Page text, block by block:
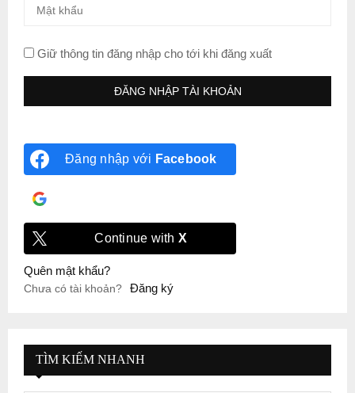
Giữ thông tin đăng nhập cho tới khi đăng xuất
Đăng nhập với Facebook
Continue with X
Quên mật khẩu?
Chưa có tài khoản? Đăng ký
TÌM KIẾM NHANH